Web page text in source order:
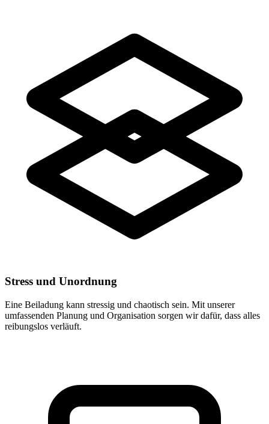
Stress und Unordnung
Eine Beiladung kann stressig und chaotisch sein. Mit unserer
umfassenden Planung und Organisation sorgen wir dafür, dass alles
reibungslos verläuft.